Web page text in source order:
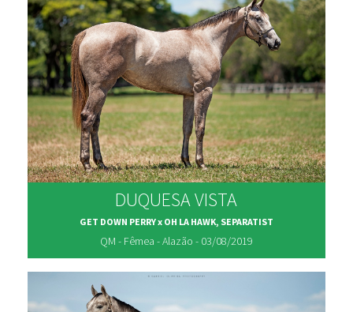
DUQUESA VISTA
GET DOWN PERRY x OH LA HAWK, SEPARATIST
QM - Fêmea - Alazão - 03/08/2019